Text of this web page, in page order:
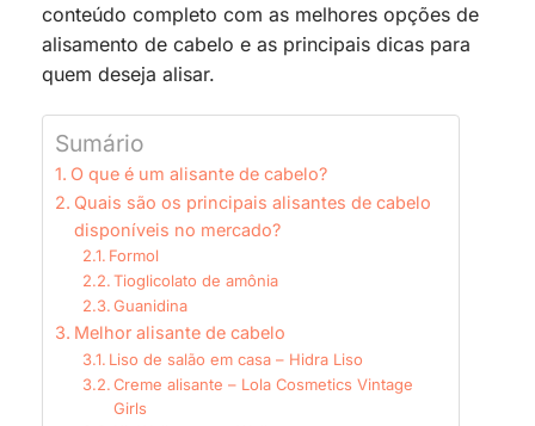
conteúdo completo com as melhores opções de
alisamento de cabelo e as principais dicas para
quem deseja alisar.
Sumário
O que é um alisante de cabelo?
Quais são os principais alisantes de cabelo
disponíveis no mercado?
Formol
Tioglicolato de amônia
Guanidina
Melhor alisante de cabelo
Liso de salão em casa – Hidra Liso
Creme alisante – Lola Cosmetics Vintage
Girls